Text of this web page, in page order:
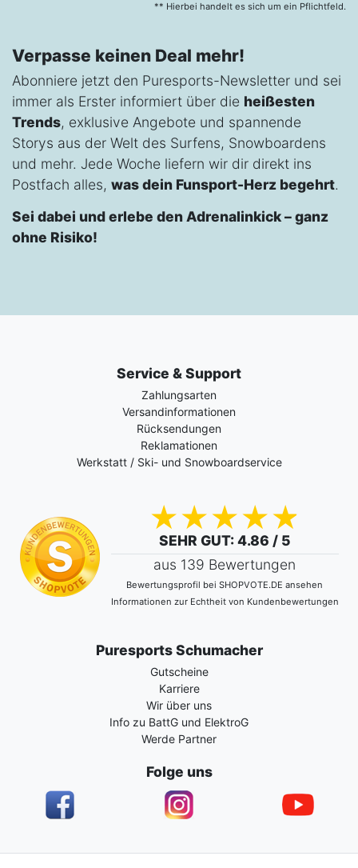
** Hierbei handelt es sich um ein Pflichtfeld.
Verpasse keinen Deal mehr!
Abonniere jetzt den Puresports-Newsletter und sei
immer als Erster informiert über die heißesten
Trends, exklusive Angebote und spannende
Storys aus der Welt des Surfens, Snowboardens
und mehr. Jede Woche liefern wir dir direkt ins
Postfach alles, was dein Funsport-Herz begehrt.
Sei dabei und erlebe den Adrenalinkick – ganz
ohne Risiko!
Service & Support
Zahlungsarten
Versandinformationen
Rücksendungen
Reklamationen
Werkstatt / Ski- und Snowboardservice
SEHR GUT: 4.86 / 5
aus 139 Bewertungen
Bewertungsprofil bei SHOPVOTE.DE ansehen
Informationen zur Echtheit von Kundenbewertungen
Puresports Schumacher
Gutscheine
Karriere
Wir über uns
Info zu BattG und ElektroG
Werde Partner
Folge uns